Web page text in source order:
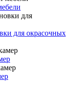
для окрасочных